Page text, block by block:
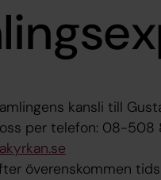
kansli till
per telefon: 08-
överenskommen